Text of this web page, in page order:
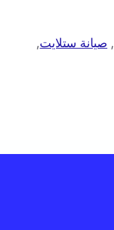
, صيانة ستلايت,